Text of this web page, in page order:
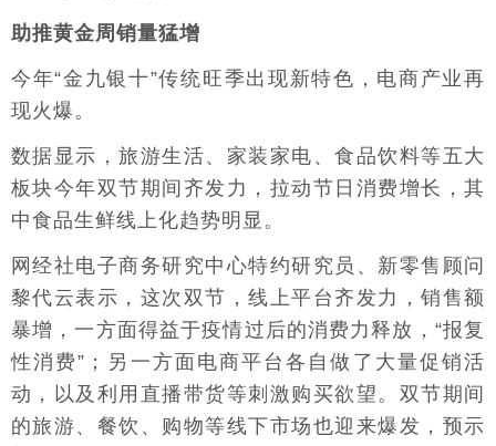
助推黄金周销量猛增
今年“金九银十”传统旺季出现新特色，电商产业再
现火爆。
数据显示，旅游生活、家装家电、食品饮料等五大
板块今年双节期间齐发力，拉动节日消费增长，其
中食品生鲜线上化趋势明显。
网经社电子商务研究中心特约研究员、新零售顾问
黎代云表示，这次双节，线上平台齐发力，销售额
暴增，一方面得益于疫情过后的消费力释放，“报复
性消费”；另一方面电商平台各自做了大量促销活
动，以及利用直播带货等刺激购买欲望。双节期间
的旅游、餐饮、购物等线下市场也迎来爆发，预示